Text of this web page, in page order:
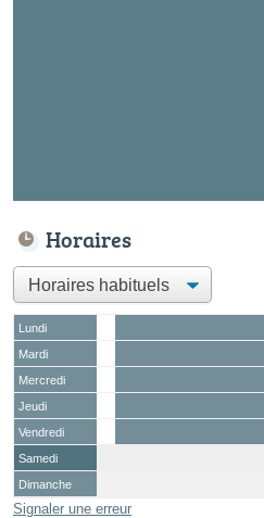
Horaires
Lundi
Mardi
Mercredi
Jeudi
Vendredi
Samedi
Dimanche
Signaler une erreur